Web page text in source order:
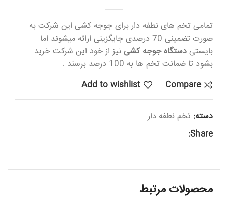
تمامی تخم های نطفه دار برای جوجه کشی این شرکت به
صورت تضمینی 70 درصدی جایگزینی ارائه میشوند اما
بایستی دستگاه جوجه کشی نیز از خود این شرکت خرید
بشود تا ضمانت تخم ها به 100 درصد برسند .
Compare
Add to wishlist
دسته: تخم نطفه دار
Share:
محصولات مرتبط